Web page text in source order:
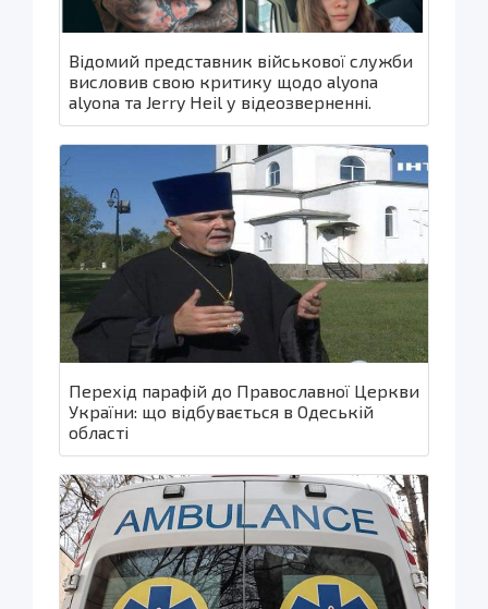
Відомий представник військової служби
висловив свою критику щодо alyona
alyona та Jerry Heil у відеозверненні.
Перехід парафій до Православної Церкви
України: що відбувається в Одеській
області